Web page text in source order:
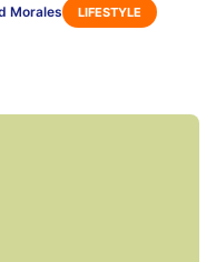
Morales LIFESTYLE